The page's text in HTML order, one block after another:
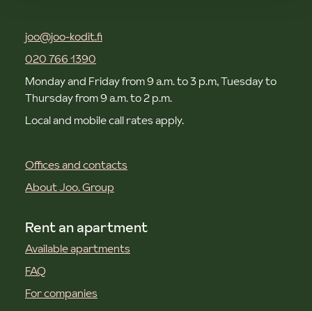
joo@joo-kodit.fi
020 766 1390
Monday and Friday from 9 a.m. to 3 p.m, Tuesday to
Thursday from 9 a.m. to 2 p.m.
Local and mobile call rates apply.
Offices and contacts
About Joo. Group
Rent an apartment
Available apartments
FAQ
For companies